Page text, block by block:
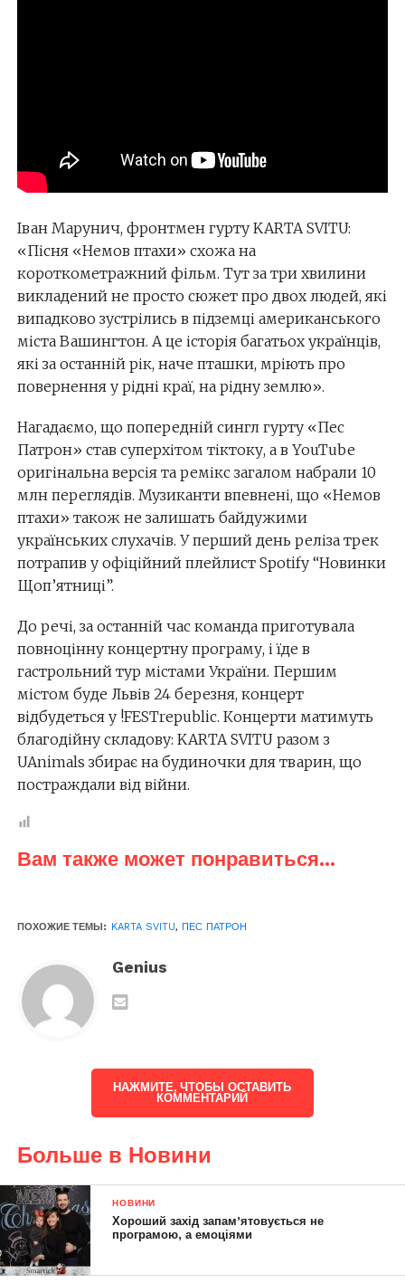
Іван Марунич, фронтмен гурту KARTA SVITU:
«Пісня «Немов птахи» схожа на
короткометражний фільм. Тут за три хвилини
викладений не просто сюжет про двох людей, які
випадково зустрілись в підземці американського
міста Вашингтон. А це історія багатьох українців,
які за останній рік, наче пташки, мріють про
повернення у рідні краї, на рідну землю».
Нагадаємо, що попередній сингл гурту «Пес
Патрон» став суперхітом тіктоку, а в YouTube
оригінальна версія та ремікс загалом набрали 10
млн переглядів. Музиканти впевнені, що «Немов
птахи» також не залишать байдужими
українських слухачів. У перший день реліза трек
потрапив у офіційний плейлист Spotify “Новинки
Щоп’ятниці”.
До речі, за останній час команда приготувала
повноцінну концертну програму, і їде в
гастрольний тур містами України. Першим
містом буде Львів 24 березня, концерт
відбудеться у !FESTrepublic. Концерти матимуть
благодійну складову: KARTA SVITU разом з
UAnimals збирає на будиночки для тварин, що
постраждали від війни.
Вам также может понравиться...
ПОХОЖИЕ ТЕМЫ: KARTA SVITU, ПЕС ПАТРОН
Genius
НАЖМИТЕ, ЧТОБЫ ОСТАВИТЬ
КОММЕНТАРИЙ
Больше в Новини
НОВИНИ
Хороший захід запам’ятовується не
програмою, а емоціями